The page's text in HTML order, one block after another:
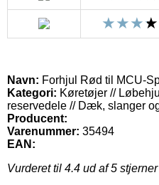
Navn: Forhjul Rød til MCU-
Kategori: Køretøjer //
reservedele // Dæk, slanger
Producent:
Varenummer: 35494
EAN:
Vurderet til 4.4 ud af 5